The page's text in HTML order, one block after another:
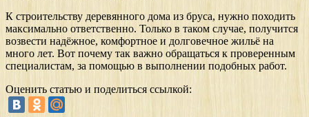
К строительству деревянного дома из бруса, нужно походить
максимально ответственно. Только в таком случае, получится
возвести надёжное, комфортное и долговечное жильё на
много лет. Вот почему так важно обращаться к проверенным
специалистам, за помощью в выполнении подобных работ.
Оценить статью и поделиться ссылкой: